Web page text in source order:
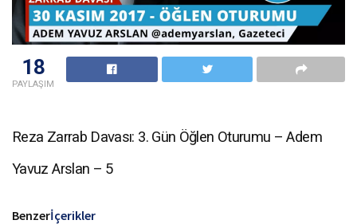
18
PAYLAŞIM
Reza Zarrab Davası: 3. Gün Öğlen Oturumu – Adem
Yavuz Arslan – 5
Benzerİçerikler